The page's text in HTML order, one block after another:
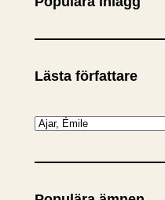
Lästa författare
K
t